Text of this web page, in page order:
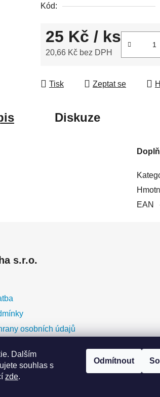
Dalším
souhlas s
zde.
Odmítnout
Kód:
25 Kč / ks
20,66 Kč bez DPH
Tisk Zeptat se
Diskuze
EAN
s.r.o.
osobních údajů